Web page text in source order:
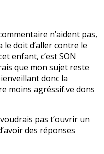
n’aident pas,
le doit d’aller contre le
enfant, c’est SON
que mon sujet reste
donc la
moins agréssif.ve dons
pas t’ouvrir un
des réponses